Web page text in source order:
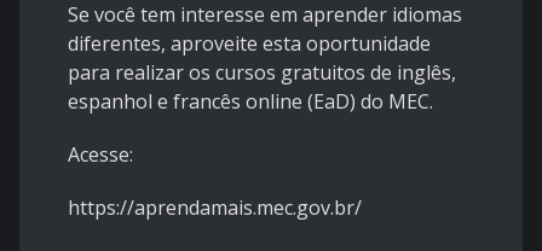
Se você tem interesse em aprender idiomas
diferentes, aproveite esta oportunidade
para realizar os cursos gratuitos de inglês,
espanhol e francês online (EaD) do MEC.
Acesse:
https://aprendamais.mec.gov.br/